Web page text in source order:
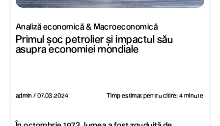
Analiză economică & Macroeconomică
Primul șoc petrolier și impactul său
asupra economiei mondiale
admin / 07.03.2024 Timp estimat pentru citire: 4 minute